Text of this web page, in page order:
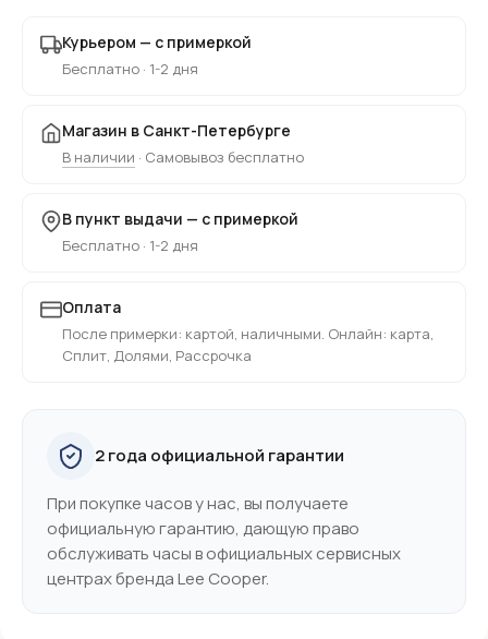
Курьером — с примеркой
Бесплатно · 1-2 дня
Магазин в Санкт-Петербурге
В наличии · Самовывоз бесплатно
В пункт выдачи — с примеркой
Бесплатно · 1-2 дня
Оплата
После примерки: картой, наличными. Онлайн: карта,
Сплит, Долями, Рассрочка
2 года официальной гарантии
При покупке часов у нас, вы получаете
официальную гарантию, дающую право
обслуживать часы в официальных сервисных
центрах бренда Lee Cooper.